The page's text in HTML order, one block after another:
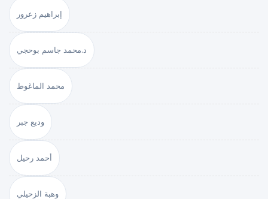
إبراهيم زعرور
د.محمد جاسم بوحجي
محمد الماغوط
وديع جبر
أحمد رحيل
وهبة الزحيلي